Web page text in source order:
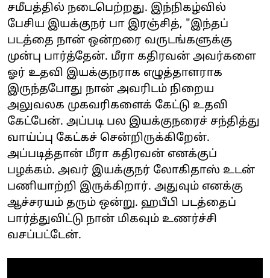
சமீபத்தில் நடைபெற்றது. இந்நிகழ்வில்
பேசிய இயக்குநர் பா இரஞ்சித், "இந்தப்
படத்தை நான் ஒன்றரை வருடங்களுக்கு
முன்பு பார்த்தேன். மீரா கதிரவன் அவர்களை
ஓர் உதவி இயக்குநராக எழுத்தாளராக
இருந்தபோது நான் அவரிடம் நிறைய
அலுவலக முகவரிகளைக் கேட்டு உதவி
கேட்பேன். அப்படி பல இயக்குநரைச் சந்தித்து
வாய்ப்பு கேட்கச் சென்றிருக்கிறேன்.
அப்படித்தான் மீரா கதிரவன் எனக்குப்
பழக்கம். அவர் இயக்குநர் லோகிதாஸ் உடன்
பணியாற்றி இருக்கிறார். அதுவும் எனக்கு
ஆச்சரயம் தரும் ஒன்று. ஹபீபி படத்தைப்
பார்த்துவிட்டு நான் மிகவும் உணர்ச்சி
வசப்பட்டேன்.